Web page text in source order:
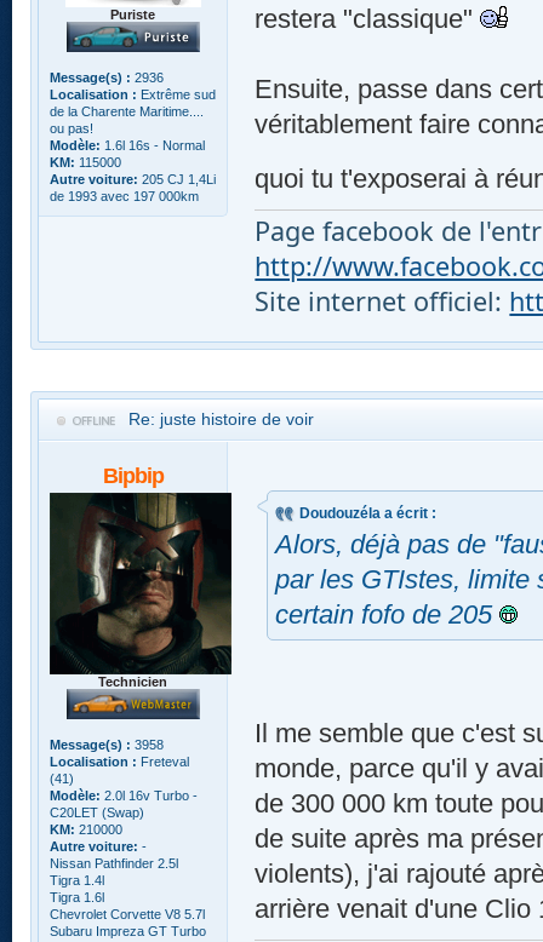
Puriste
Message(s) : 2936
Localisation : Extrême sud
de la Charente Maritime....
ou pas!
Modèle: 1.6l 16s - Normal
KM: 115000
Autre voiture: 205 CJ 1,4Li
de 1993 avec 197 000km
restera "classique"
Ensuite, passe dans
véritablement faire
quoi tu t'exposerai à
Page facebook de
http://
Site internet officiel:
Re: juste histoire de voir
Bipbip
Technicien
Message(s) : 3958
Localisation : Freteval
(41)
Modèle: 2.0l 16v Turbo -
C20LET (Swap)
KM: 210000
Autre voiture: -
Nissan Pathfinder 2.5l
Tigra 1.4l
Tigra 1.6l
Chevrolet Corvette V8 5.7l
Subaru Impreza GT Turbo
Doudouzéla a écrit :
Alors, déjà pas de
par les GTIstes,
certain fofo de 205
Il me semble que c'est
monde, parce qu'il y
de 300 000 km toute
de suite après ma
violents), j'ai rajouté
arrière venait d'une